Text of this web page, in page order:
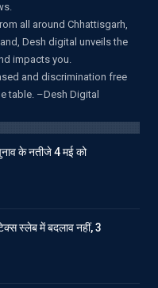
all around Chhattisgarh,
Desh digital unveils the
impacts you.
and discrimination free
table. –Desh Digital
के नतीजे 4 मई को
स्लेब में बदलाव नहीं, 3